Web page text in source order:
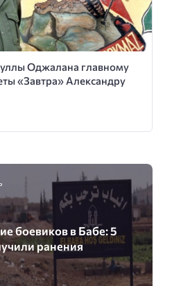
Оджалана главному
«Завтра» Александру
боевиков в Бабе: 5
ранения